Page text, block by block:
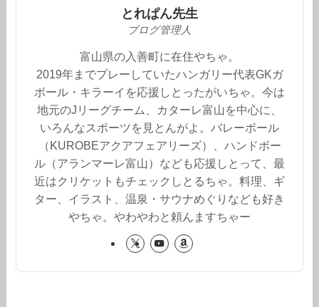
とれぱん先生
ブログ管理人
富山県の入善町に在住やちゃ。
2019年までプレーしていたハンガリー代表GKガ
ボール・キラーイを応援しとったがいちゃ。今は
地元のJリーグチーム、カターレ富山を中心に、
いろんなスポーツを見とんがよ。バレーボール
（KUROBEアクアフェアリーズ）、ハンドボー
ル（アランマーレ富山）なども応援しとって、最
近はクリケットもチェックしとるちゃ。料理、ギ
ター、イラスト、温泉・サウナめぐりなども好き
やちゃ。やわやわと頼んますちゃー